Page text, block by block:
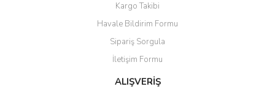
Kargo Takibi
Havale Bildirim Formu
Sipariş Sorgula
İletişim Formu
ALIŞVERİŞ